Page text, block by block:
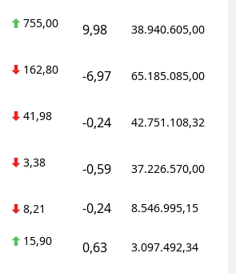
755,00 9,98 38.940.605,00
162,80 -6,97 65.185.085,00
41,98 -0,24 42.751.108,32
3,38 -0,59 37.226.570,00
8,21 -0,24 8.546.995,15
15,90 0,63 3.097.492,34